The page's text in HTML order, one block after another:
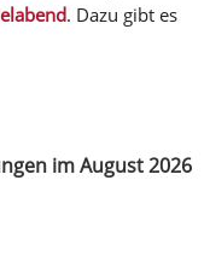
. Dazu gibt es
im August 2026